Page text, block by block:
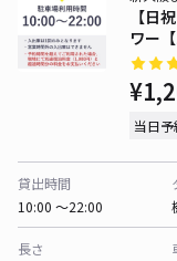
【日
ワー
当日
貸出時間
10:00 〜22:00
長さ